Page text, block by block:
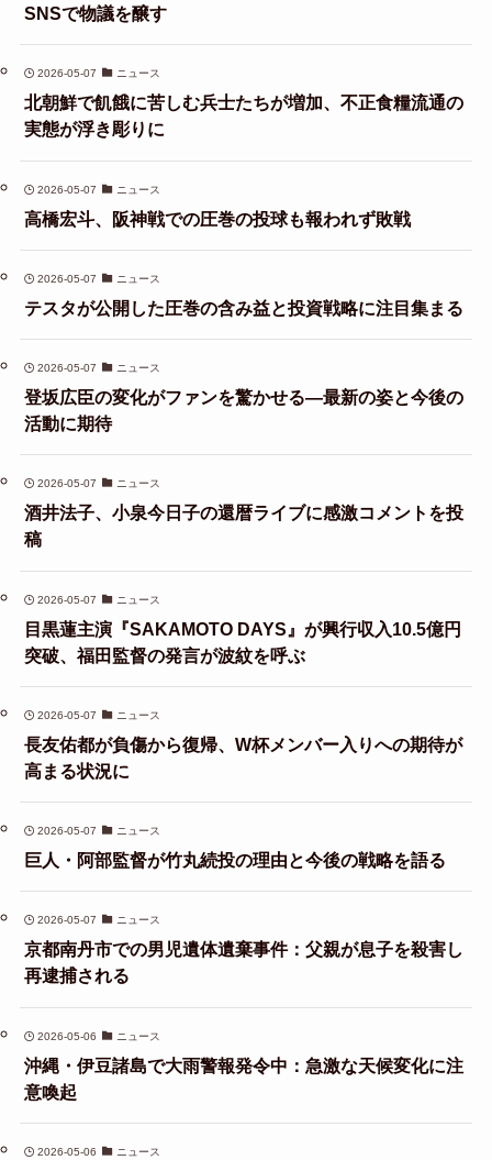
SNSで物議を醸す
2026-05-07 ニュース
北朝鮮で飢餓に苦しむ兵士たちが増加、不正食糧流通の
実態が浮き彫りに
2026-05-07 ニュース
高橋宏斗、阪神戦での圧巻の投球も報われず敗戦
2026-05-07 ニュース
テスタが公開した圧巻の含み益と投資戦略に注目集まる
2026-05-07 ニュース
登坂広臣の変化がファンを驚かせる—最新の姿と今後の
活動に期待
2026-05-07 ニュース
酒井法子、小泉今日子の還暦ライブに感激コメントを投
稿
2026-05-07 ニュース
目黒蓮主演『SAKAMOTO DAYS』が興行収入10.5億円
突破、福田監督の発言が波紋を呼ぶ
2026-05-07 ニュース
長友佑都が負傷から復帰、W杯メンバー入りへの期待が
高まる状況に
2026-05-07 ニュース
巨人・阿部監督が竹丸続投の理由と今後の戦略を語る
2026-05-07 ニュース
京都南丹市での男児遺体遺棄事件：父親が息子を殺害し
再逮捕される
2026-05-06 ニュース
沖縄・伊豆諸島で大雨警報発令中：急激な天候変化に注
意喚起
2026-05-06 ニュース